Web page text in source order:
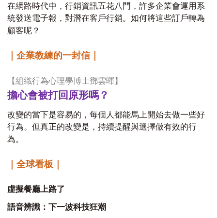
在網路時代中，行銷資訊五花八門，許多企業會運用系
統發送電子報，對潛在客戶行銷。如何將這些訂戶轉為
顧客呢？
｜企業教練的一封信｜
【組織行為心理學博士鄧雲暉】
擔心會被打回原形嗎？
改變的當下是容易的，每個人都能馬上開始去做一些好
行為。但真正的改變是，持續提醒與選擇做有效的行
為。
｜全球看板｜
虛擬餐廳上路了
語音辨識：下一波科技狂潮